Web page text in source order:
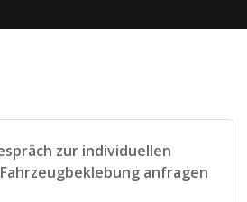
zur individuellen
anfragen